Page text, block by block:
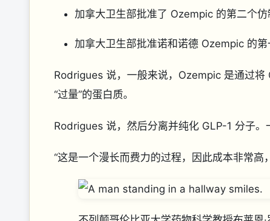
加拿大卫生部批准了 Ozempic 的第二个
加拿大卫生部批准诺和诺德 Ozempic 的第
Rodrigues 说，一般来说，Ozempic 是通过
“过量”的蛋白质。
Rodrigues 说，然后分离并纯化 GLP-1 分子
“这是一个漫长而费力的过程，因此成本非常高